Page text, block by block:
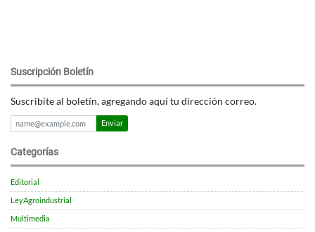
Suscripción Boletín
Suscribite al boletín, agregando aquí tu dirección correo.
Enviar
Categorías
Editorial
LeyAgroindustrial
Multimedia